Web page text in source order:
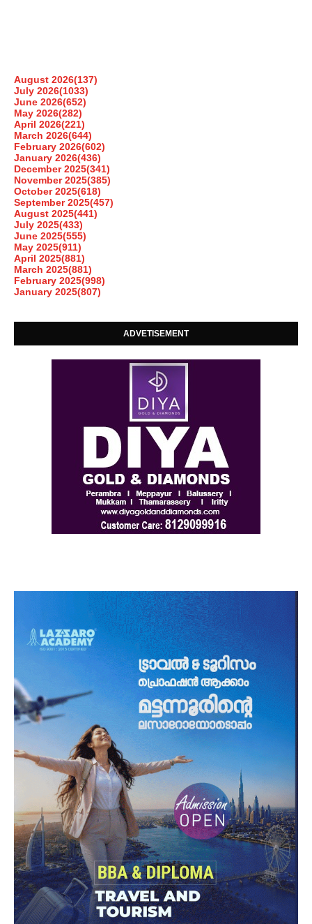
August 2026(137)
July 2026(1033)
June 2026(652)
May 2026(282)
April 2026(221)
March 2026(644)
February 2026(602)
January 2026(436)
December 2025(341)
November 2025(385)
October 2025(618)
September 2025(457)
August 2025(441)
July 2025(433)
June 2025(555)
May 2025(911)
April 2025(881)
March 2025(881)
February 2025(998)
January 2025(807)
ADVETISEMENT